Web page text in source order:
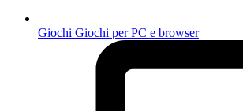
Giochi Giochi per PC e browser